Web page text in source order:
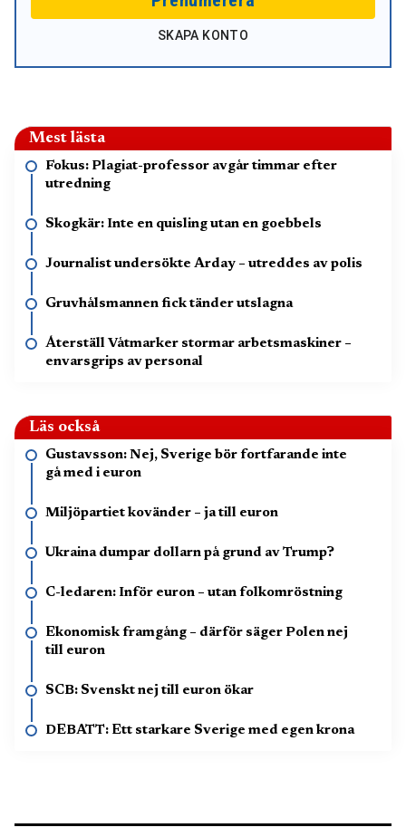
SKAPA KONTO
Mest lästa
Fokus: Plagiat-professor avgår timmar efter
utredning
Skogkär: Inte en quisling utan en goebbels
Journalist undersökte Arday – utreddes av polis
Gruvhålsmannen fick tänder utslagna
Återställ Våtmarker stormar arbetsmaskiner –
envarsgrips av personal
Läs också
Gustavsson: Nej, Sverige bör fortfarande inte
gå med i euron
Miljöpartiet kovänder – ja till euron
Ukraina dumpar dollarn på grund av Trump?
C-ledaren: Inför euron – utan folkomröstning
Ekonomisk framgång – därför säger Polen nej
till euron
SCB: Svenskt nej till euron ökar
DEBATT: Ett starkare Sverige med egen krona